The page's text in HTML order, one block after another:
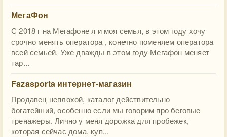
МегаФон
С 2018 г на Мегафоне я и моя семья, в этом году хочу
срочно менять оператора , конечно поменяем оператора
всей семьей. Уже дважды в этом году Мегафон меняет
тар...
Fazasporta интернет-магазин
Продавец неплохой, каталог действительно
богатейший, особенно если мы говорим про беговые
тренажеры. Лично у меня дорожка для пробежек,
которая сейчас дома, куп...